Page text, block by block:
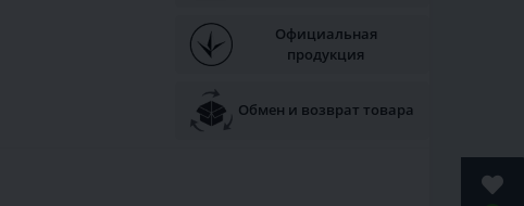
Официальная
продукция
Обмен и возврат товара